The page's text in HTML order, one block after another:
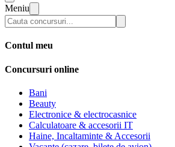
Meniu
Contul meu
Concursuri online
Bani
Beauty
Electronice & electrocasnice
Calculatoare & accesorii IT
Haine, Incaltaminte & Accesorii